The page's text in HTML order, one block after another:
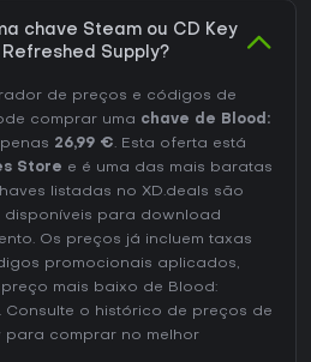
chave Steam ou CD Key
Supply?
de preços e códigos de
comprar uma chave de Blood:
26,99 €. Esta oferta está
Store e é uma das mais baratas
listadas no XD.deals são
disponíveis para download
Os preços já incluem taxas
promocionais aplicados,
mais baixo de Blood:
. Consulte o histórico de preços de
para comprar no melhor